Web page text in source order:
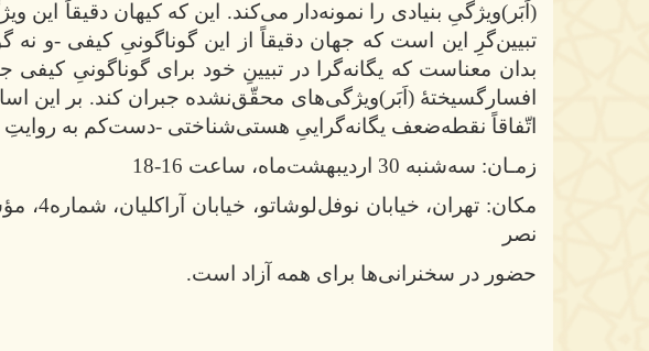
(اَبَر)ویژگیِ بنیادی را نمونه‌دار می‌کند. این که کیهان دقیقاً این
تبیین‌گرِ این است که جهان دقیقاً از این گوناگونیِ کیفی -و
بدان معناست که یگانه‌گرا در تبیینِ خود برای گوناگونیِ کیفی
افسارگسیختۀ (اَبَر)ویژگی‌های محقّق‌نشده جبران کند. بر این
اتّفاقاً نقطه‌ضعف یگانه‌گراییِ هستی‌شناختی -دست‌کم به
زمـان: سهشنبه 30 اردیبهشت
ماه، ساعت 16-18
مکان: تهران، خیابان نوفللوشاتو، خیابان آراکلیان، شماره4، مؤسسه
نصر
حضور در سخنرانیها برای همه آزاد است.